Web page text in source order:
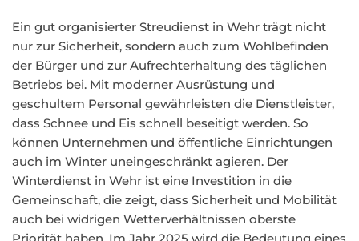
Ein gut organisierter Streudienst in Wehr trägt nicht
nur zur Sicherheit, sondern auch zum Wohlbefinden
der Bürger und zur Aufrechterhaltung des täglichen
Betriebs bei. Mit moderner Ausrüstung und
geschultem Personal gewährleisten die Dienstleister,
dass Schnee und Eis schnell beseitigt werden. So
können Unternehmen und öffentliche Einrichtungen
auch im Winter uneingeschränkt agieren. Der
Winterdienst in Wehr ist eine Investition in die
Gemeinschaft, die zeigt, dass Sicherheit und Mobilität
auch bei widrigen Wetterverhältnissen oberste